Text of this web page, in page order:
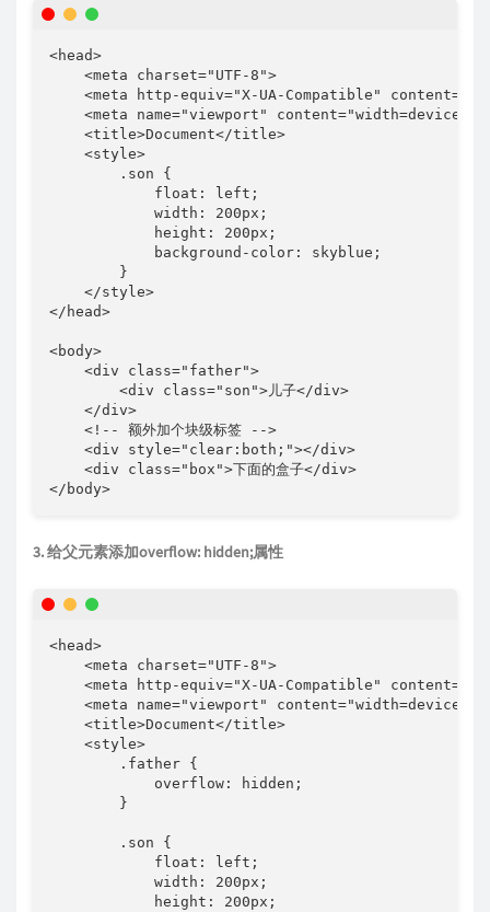
<head>
    <meta charset="UTF-8">
<meta http-equiv="X-UA-Compatible"
<meta name="viewport" content="width=device-
    <title>Document</title>
    <style>
        .son {
            float: left;
            width: 200px;
            height: 200px;
            background-color: skyblue;
        }
    </style>
</head>
<body>
    <div class="father">
        <div class="son">儿子</div>
    </div>
    <!-- 额外加个块级标签 -->
    <div style="clear:both;"></div>
    <div class="box">下面的盒子</div>
</body>
3. 给父元素添加overflow: hidden;属性
<head>
    <meta charset="UTF-8">
<meta http-equiv="X-UA-Compatible"
<meta name="viewport" content="width=device-
    <title>Document</title>
    <style>
        .father {
            overflow: hidden;
        }
        .son {
            float: left;
            width: 200px;
            height: 200px;